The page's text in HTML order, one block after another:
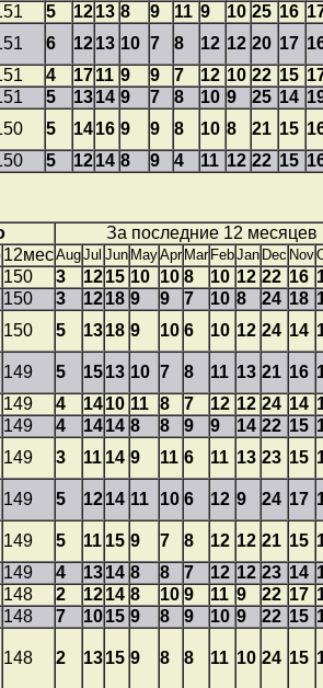
5 1213 8 9 11 9 10 25 16
6 1213 10 7 8 12 12 20 17
4 1711 9 9 7 12 10 22 15
5 1314 9 7 8 10 9 25 14
5 1416 9 9 8 10 8 21 15
5 1214 8 9 4 11 12 22 15
За последние 12 месяцев
12месAugJul Jun MayApr Mar FebJan Dec Nov
150 3 1215 10 10 8 10 12 22 16
150 3 1218 9 9 7 10 8 24 18
150 5 1318 9 10 6 10 12 24 14
149 5 1513 10 7 8 11 13 21 16
149 4 1410 11 8 7 12 12 24 14
149 4 1414 8 8 9 9 14 22 15
149 3 11 14 9 11 6 11 13 23 15
149 5 1214 11 10 6 12 9 24 17
149 5 11 15 9 7 8 12 12 21 15
149 4 1314 8 8 7 12 12 23 14
148 2 1214 8 10 9 11 9 22 17
148 7 1015 9 8 9 10 9 22 15
148 2 1315 9 8 8 11 10 24 15